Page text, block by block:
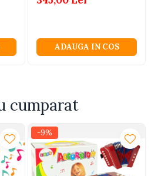
copiilor sub 3 ani
ani
ADAUGA IN COS
cumparat
-9%